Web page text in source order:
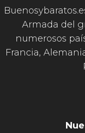
Armada del
numerosos
Francia,